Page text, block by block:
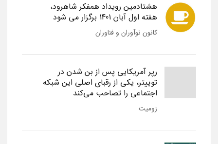
هشتادمین رویداد همفکر شاهرود،
هفته اول آبان 1401 برگزار می شود
کانون نوآوران و فناوران
رپر آمریکایی پس از بن شدن در
توییتر، یکی از رقبای اصلی این شبکه
اجتماعی را تصاحب می‌کند
زومیت